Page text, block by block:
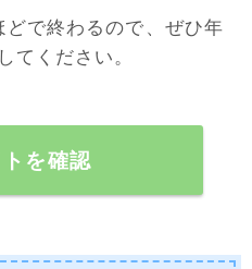
で終わるので、ぜひ年
てください。
を確認